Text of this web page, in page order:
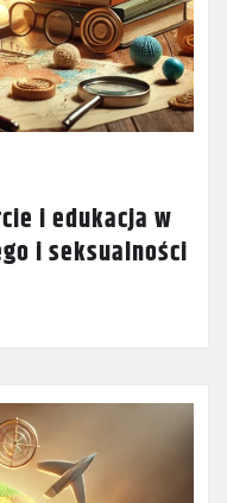
i edukacja w
i seksualności